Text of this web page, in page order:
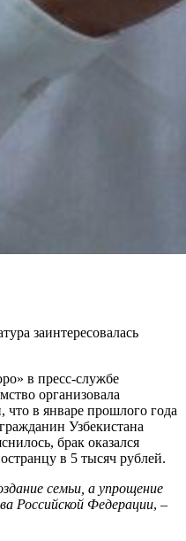
заинтересовалась
в пресс-службе
организовала
что в январе прошлого года
Узбекистана
брак оказался
в 5 тысяч рублей.
семьи, а упрощение
Российской Федерации, –